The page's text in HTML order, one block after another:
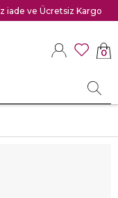
iade ve Ücretsiz Kargo
0